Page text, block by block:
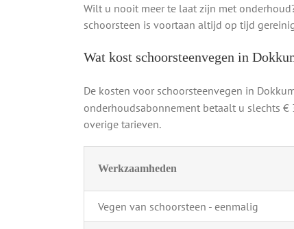
Wilt u nooit meer te laat zijn met
schoorsteen is voortaan altijd op tijd
Wat kost schoorsteenvegen in
De kosten voor schoorsteenvegen in
onderhoudsabonnement betaalt u slechts
overige tarieven.
Werkzaamheden
Vegen van schoorsteen - eenmalig